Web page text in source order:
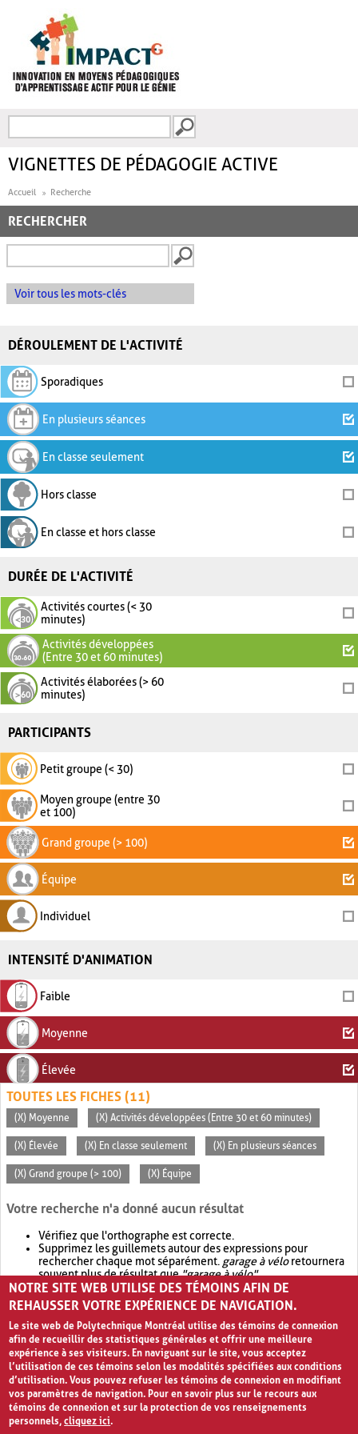
FORMULAIRE DE
VIGNETTES DE PÉDAGOGIE ACTIVE
Accueil Recherche
RECHERCHER
Voir tous les mots-clés
DÉROULEMENT DE L'ACTIVITÉ
Sporadiques
En plusieurs séances
En classe seulement
Hors classe
En classe et hors classe
DURÉE DE L'ACTIVITÉ
Activités courtes (< 30
minutes)
Activités développées
(Entre 30 et 60 minutes)
Activités élaborées (> 60
minutes)
PARTICIPANTS
Petit groupe (< 30)
Moyen groupe (entre 30
et 100)
Grand groupe (> 100)
Équipe
Individuel
INTENSITÉ D'ANIMATION
Faible
Moyenne
Élevée
TOUTES LES FICHES (11)
(X) Moyenne (X) Activités développées (Entre 30 et 60 minutes)
(X) Élevée (X) En classe seulement (X) En plusieurs séances
(X) Grand groupe (> 100) (X) Équipe
Votre recherche n'a donné aucun résultat
Vérifiez que l'orthographe est correcte.
Supprimez les guillemets autour des expressions pour
rechercher chaque mot séparément. garage à véloretournera
souvent plus de résultat que"garage à vélo".
Envisagez d'élargir votre recherche avec OR.garage OR vélo
retournera souvent plus de résultat quegarage à vélo
NOTRE SITE WEB UTILISE DES TÉMOINS AFIN DE
REHAUSSER VOTRE EXPÉRIENCE DE NAVIGATION.
Le site web de Polytechnique Montréal utilise des témoins de connexion
afin de recueillir des statistiques générales et offrir une meilleure
expérience à ses visiteurs. En naviguant sur le site, vous acceptez
l’utilisation de ces témoins selon les modalités spécifiées aux conditions
d’utilisation. Vous pouvez refuser les témoins de connexion en modifiant
vos paramètres de navigation. Pour en savoir plus sur le recours aux
témoins de connexion et sur la protection de vos renseignements
personnels,cliquez ici.